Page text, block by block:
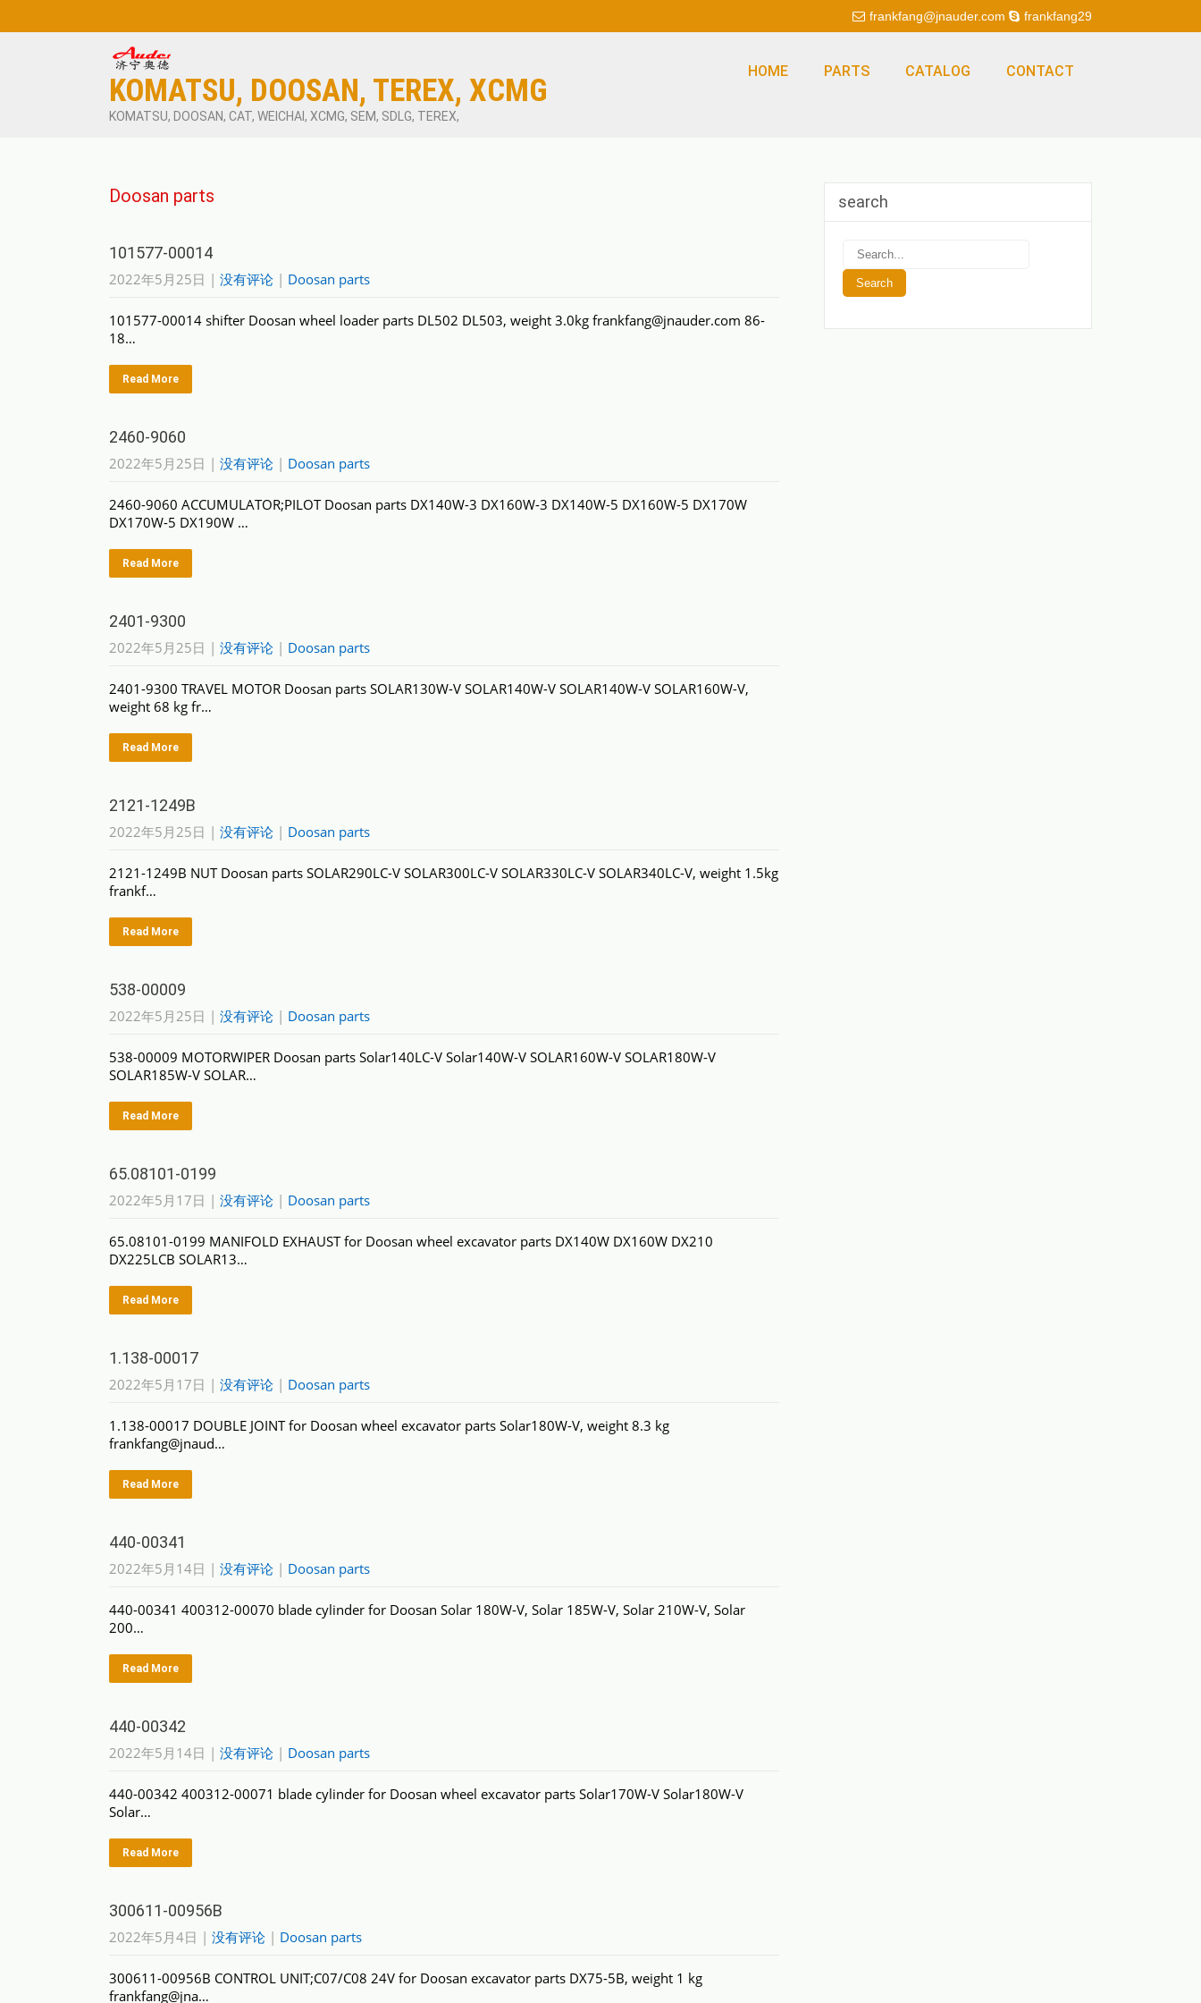
frankfang@jnauder.com frankfang29
KOMATSU, DOOSAN, TEREX, XCMG
KOMATSU, DOOSAN, CAT, WEICHAI, XCMG, SEM, SDLG, TEREX,
HOME PARTS CATALOG CONTACT
Doosan parts
101577-00014
2022年5月25日 | 没有评论 | Doosan parts
101577-00014 shifter Doosan wheel loader parts DL502 DL503, weight 3.0kg frankfang@jnauder.com 86-
18…
Read More
2460-9060
2022年5月25日 | 没有评论 | Doosan parts
2460-9060 ACCUMULATOR;PILOT Doosan parts DX140W-3 DX160W-3 DX140W-5 DX160W-5 DX170W
DX170W-5 DX190W …
Read More
2401-9300
2022年5月25日 | 没有评论 | Doosan parts
2401-9300 TRAVEL MOTOR Doosan parts SOLAR130W-V SOLAR140W-V SOLAR140W-V SOLAR160W-V,
weight 68 kg fr…
Read More
2121-1249B
2022年5月25日 | 没有评论 | Doosan parts
2121-1249B NUT Doosan parts SOLAR290LC-V SOLAR300LC-V SOLAR330LC-V SOLAR340LC-V, weight 1.5kg
frankf…
Read More
538-00009
2022年5月25日 | 没有评论 | Doosan parts
538-00009 MOTORWIPER Doosan parts Solar140LC-V Solar140W-V SOLAR160W-V SOLAR180W-V
SOLAR185W-V SOLAR…
Read More
65.08101-0199
2022年5月17日 | 没有评论 | Doosan parts
65.08101-0199 MANIFOLD EXHAUST for Doosan wheel excavator parts DX140W DX160W DX210
DX225LCB SOLAR13…
Read More
1.138-00017
2022年5月17日 | 没有评论 | Doosan parts
1.138-00017 DOUBLE JOINT for Doosan wheel excavator parts Solar180W-V, weight 8.3 kg
frankfang@jnaud…
Read More
440-00341
2022年5月14日 | 没有评论 | Doosan parts
440-00341 400312-00070 blade cylinder for Doosan Solar 180W-V, Solar 185W-V, Solar 210W-V, Solar
200…
Read More
440-00342
2022年5月14日 | 没有评论 | Doosan parts
440-00342 400312-00071 blade cylinder for Doosan wheel excavator parts Solar170W-V Solar180W-V
Solar…
Read More
300611-00956B
2022年5月4日 | 没有评论 | Doosan parts
300611-00956B CONTROL UNIT;C07/C08 24V for Doosan excavator parts DX75-5B, weight 1 kg
frankfang@jna…
search